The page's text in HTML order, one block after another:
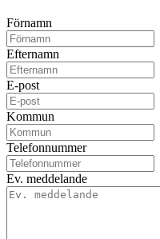
Förnamn
Efternamn
E-post
Kommun
Telefonnummer
Ev. meddelande